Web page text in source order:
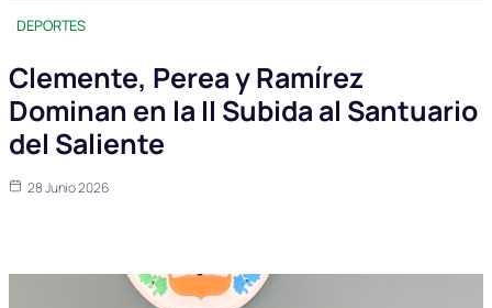
DEPORTES
Clemente, Perea y Ramírez
Dominan en la II Subida al Santuario
del Saliente
28 Junio 2026